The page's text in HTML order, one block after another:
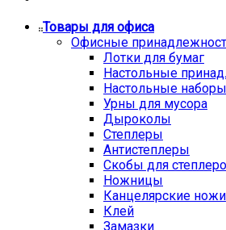
Товары для офиса
Офисные
Лотки для бумаг
Настольные
Настольные наборы
Урны для мусора
Дыроколы
Степлеры
Антистеплеры
Скобы для
Ножницы
Канцелярские ножи
Клей
Замазки